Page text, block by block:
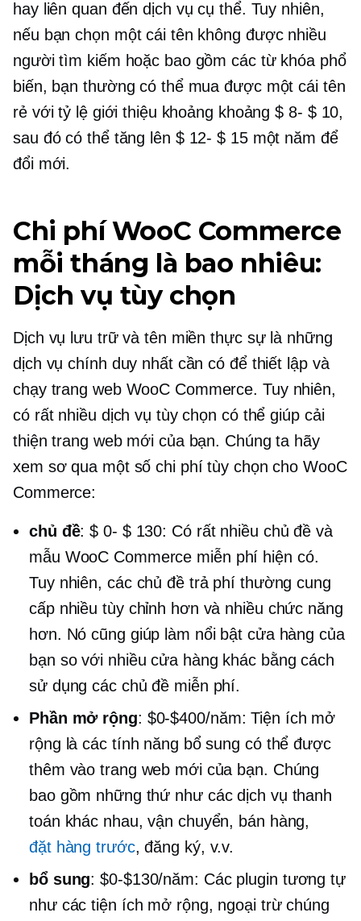
hay liên quan đến dịch vụ cụ thể. Tuy nhiên,
nếu bạn chọn một cái tên không được nhiều
người tìm kiếm hoặc bao gồm các từ khóa phổ
biến, bạn thường có thể mua được một cái tên
rẻ với tỷ lệ giới thiệu khoảng khoảng$ 8- $ 10,
sau đó có thể tăng lên $ 12- $ 15một năm để
đổi mới.
Chi phí WooC Commerce
mỗi tháng là bao nhiêu:
Dịch vụ tùy chọn
Dịch vụ lưu trữ và tên miền thực sự là những
dịch vụ chính duy nhất cần có để thiết lập và
chạy trang web WooC Commerce. Tuy nhiên,
có rất nhiều dịch vụ tùy chọn có thể giúp cải
thiện trang web mới của bạn. Chúng ta hãy
xem sơ qua một số chi phí tùy chọn cho WooC
Commerce:
chủ đề:$ 0- $ 130: Có rất nhiều chủ đề và
mẫu WooC Commerce miễn phí hiện có.
Tuy nhiên, các chủ đề trả phí thường cung
cấp nhiều tùy chỉnh hơn và nhiều chức năng
hơn. Nó cũng giúp làm nổi bật cửa hàng của
bạn so với nhiều cửa hàng khác bằng cách
sử dụng các chủ đề miễn phí.
Phần mở rộng: $0-$400/năm: Tiện ích mở
rộng là các tính năng bổ sung có thể được
thêm vào trang web mới của bạn. Chúng
bao gồm những thứ như các dịch vụ thanh
toán khác nhau, vận chuyển, bán hàng,
đặt hàng trước, đăng ký, v.v.
bổ sung:$0-$130/năm: Các plugin tương tự
như các tiện ích mở rộng, ngoại trừ chúng